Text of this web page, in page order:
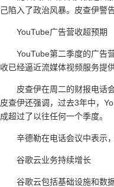
己陷入了政治风暴。皮查伊警
YouTube广告营收超预期
YouTube第二季度的广告
收已经逼近流媒体视频服务提
皮查伊在周二的财报电话
皮查伊还强调，过去3年中，
成超过了以往任何一个季度。
辛德勒在电话会议中表示
谷歌云业务持续增长
谷歌云包括基础设施和数